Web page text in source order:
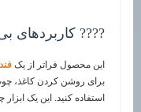
???? کاربردهای
این محصول فراتر از یک
برای روشن کردن کاغذ،
استفاده کنید. این یک